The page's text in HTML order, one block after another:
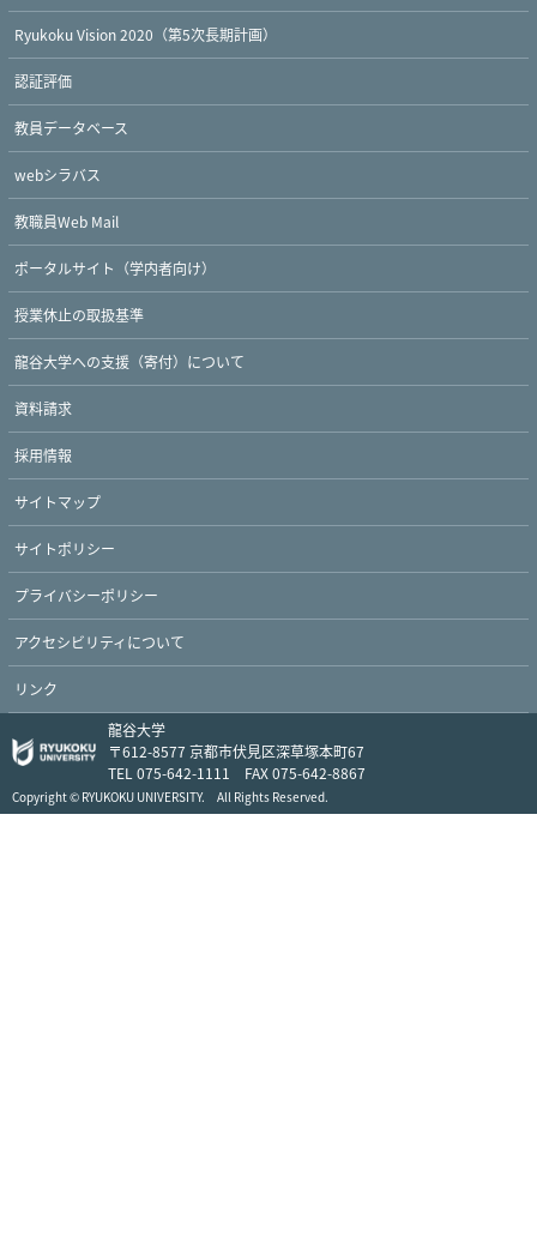
Ryukoku Vision 2020（第5次長期計画）
認証評価
教員データベース
webシラバス
教職員Web Mail
ポータルサイト（学内者向け）
授業休止の取扱基準
龍谷大学への支援（寄付）について
資料請求
採用情報
サイトマップ
サイトポリシー
プライバシーポリシー
アクセシビリティについて
リンク
Copyright © RYUKOKU UNIVERSITY. All Rights Reserved.
龍谷大学
〒612-8577 京都市伏見区深草塚本町67
TEL 075-642-1111 FAX 075-642-8867